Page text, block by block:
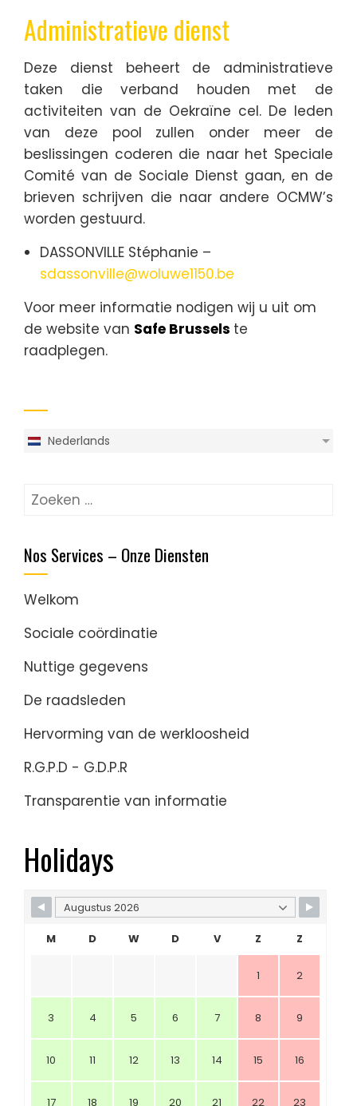
Administratieve dienst
Deze dienst beheert de administratieve
taken die verband houden met de
activiteiten van de Oekraïne cel. De leden
van deze pool zullen onder meer de
beslissingen coderen die naar het Speciale
Comité van de Sociale Dienst gaan, en de
brieven schrijven die naar andere OCMW’s
worden gestuurd.
DASSONVILLE Stéphanie –
sdassonville@woluwe1150.be
Voor meer informatie nodigen wij u uit om
de website van Safe Brussels te
raadplegen.
Nederlands
Nos Services – Onze Diensten
Welkom
Sociale coördinatie
Nuttige gegevens
De raadsleden
Hervorming van de werkloosheid
R.G.P.D - G.D.P.R
Transparentie van informatie
Holidays
M D W D V Z Z
1 2
3 4 5 6 7 8 9
10 11 12 13 14 15 16
17 18 19 20 21 22 23